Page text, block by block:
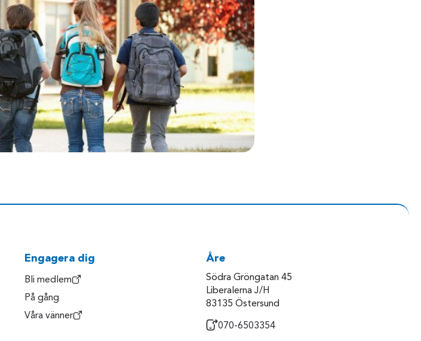
Engagera dig
Bli medlem
På gång
Våra vänner
Åre
Södra Gröngatan 45
Liberalerna J/H
83135 Östersund
070-6503354